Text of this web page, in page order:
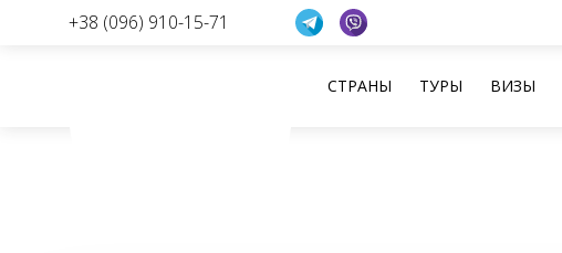
+38 (096) 910-15-71
СТРАНЫ ТУРЫ ВИЗЫ